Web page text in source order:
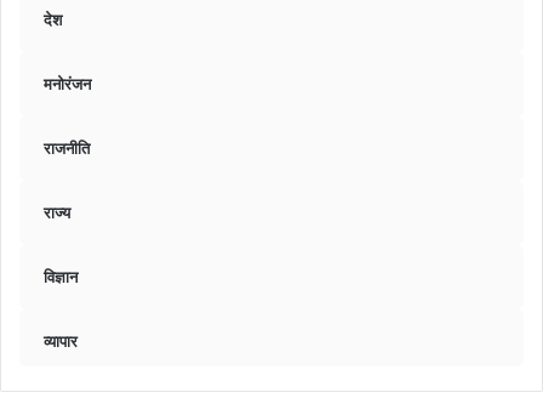
देश
मनोरंजन
राजनीति
राज्य
विज्ञान
व्यापार